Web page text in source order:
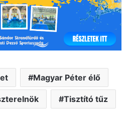
Magyar Péter élő
Tisztító tűz